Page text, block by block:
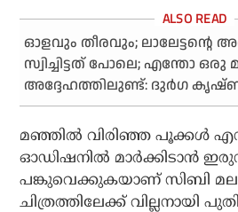
ഓളവും തീരവും; ലാലേട്ടന്റെ
സ്വിച്ചിട്ടത് പോലെ; എന്തോ ഒരു
അദ്ദേഹത്തിലുണ്ട്: ദുര്‍ഗ
മഞ്ഞിൽ വിരിഞ്ഞ പൂക്കൾ
ഓഡിഷനിൽ മാർക്കിടാൻ
പങ്കുവെക്കുകയാണ് സിബി
ചിത്രത്തിലേക്ക് വില്ലനായി